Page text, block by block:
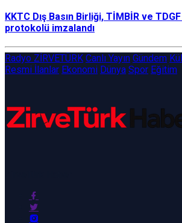
KKTC Dış Basın Birliği, TİMBİR ve
protokolü imzalandı
Radyo ZİRVETÜRK Canlı Yayın Gündem
Resmi İlanlar Ekonomi Dünya Spor Eğitim